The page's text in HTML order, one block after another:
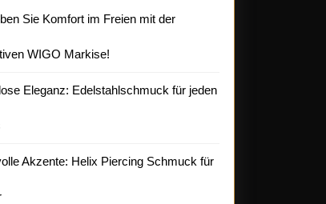
Sie Komfort im Freien mit der
WIGO Markise!
Eleganz: Edelstahlschmuck für jeden
Akzente: Helix Piercing Schmuck für